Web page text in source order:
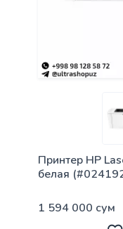
Принтер HP
белая
1 594 000 сум